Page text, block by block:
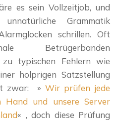
es sein Vollzeitjob, und
Grammatik
schrillen. Oft
Betrügerbanden
zu typischen Fehlern wie
holprigen Satzstellung
zwar: » Wir prüfen jede
Hand und unsere Server
« , doch diese Prüfung